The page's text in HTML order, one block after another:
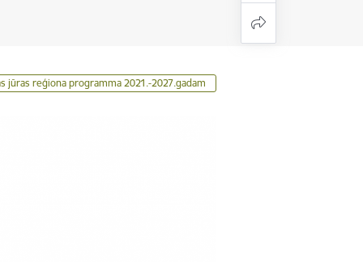
jūras reģiona programma 2021.-2027.gadam